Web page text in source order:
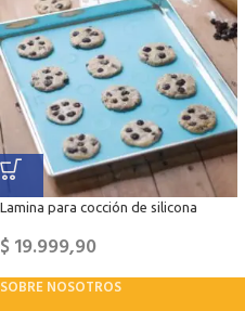
Lamina para cocción de silicona
$19.999,90
SOBRE NOSOTROS